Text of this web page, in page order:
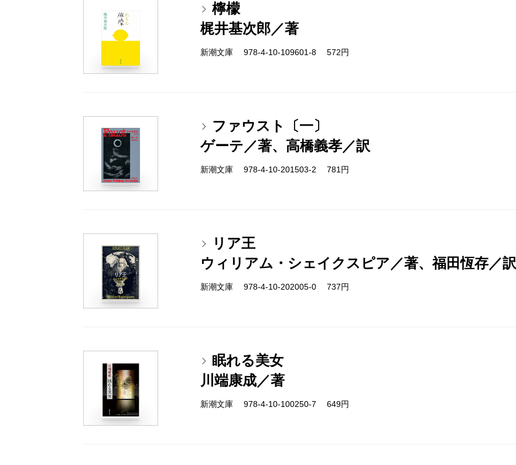
檸檬
梶井基次郎／著
新潮文庫 978-4-10-109601-8 572円
ファウスト〔一〕
ゲーテ／著、高橋義孝／訳
新潮文庫 978-4-10-201503-2 781円
リア王
ウィリアム・シェイクスピア／著、福田恆存／訳
新潮文庫 978-4-10-202005-0 737円
眠れる美女
川端康成／著
新潮文庫 978-4-10-100250-7 649円